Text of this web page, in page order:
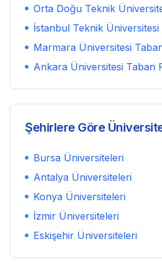
Orta Doğu Teknik
İstanbul Teknik Üniversitesi
Marmara Üniversitesi
Ankara Üniversitesi Taban
Şehirlere Göre
Bursa Üniversiteleri
Antalya Üniversiteleri
Konya Üniversiteleri
İzmir Üniversiteleri
Eskişehir Üniversiteleri